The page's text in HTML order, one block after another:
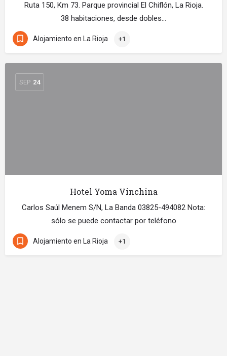
Ruta 150, Km 73. Parque provincial El Chiflón, La Rioja.
38 habitaciones, desde dobles…
Alojamiento en La Rioja +1
SEP 24
Hotel Yoma Vinchina
Carlos Saúl Menem S/N, La Banda 03825-494082 Nota:
sólo se puede contactar por teléfono
Alojamiento en La Rioja +1